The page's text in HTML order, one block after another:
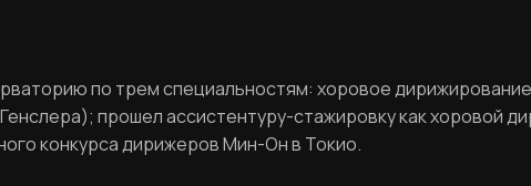
по трем специальностям: хоровое
прошел ассистентуру-стажировку как хоровой
конкурса дирижеров Мин-Он в Токио.
Задайте пароль
Отправить